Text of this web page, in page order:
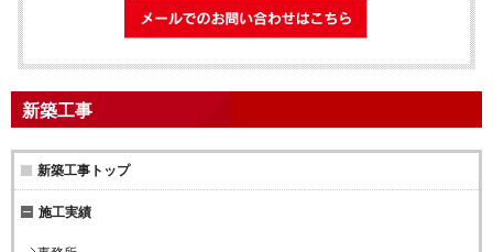
メールでのお
新築工事
新築工事トップ
施工実績